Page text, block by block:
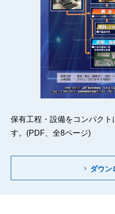
保有工程・設備をコンパクト
す。(PDF、全8ページ)
ダウン